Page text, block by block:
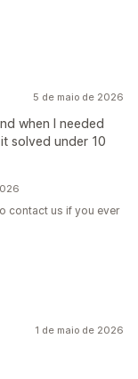
5 de maio de 2026
when I needed
solved under 10
contact us if you ever
1 de maio de 2026